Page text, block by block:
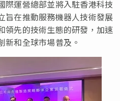
際運營總部並將入駐香港科技
旨在推動服務機器人技術發展
領先的技術生態的研發，加速
新和全球市場普及。